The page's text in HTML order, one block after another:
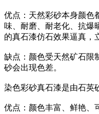
优点：天然彩砂本身颜色
味、耐磨、耐老化、抗爆
的真石漆仿石效果逼真，
缺点：颜色受天然矿石限
砂会出现色差。
染色彩砂真石漆是由石英
优点：颜色丰富、鲜艳、